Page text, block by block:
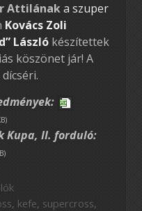
Attilánaka szuper
Kovács Zoli
Lászlókészítettek
köszönet jár! A
dícséri.
Kupa, II. forduló:
, kefe, supercross,